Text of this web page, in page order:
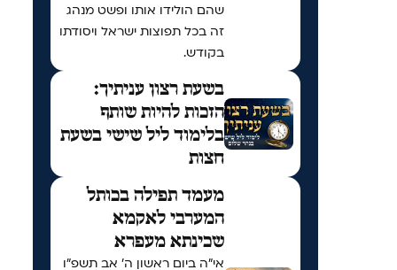
שהם הולידו אותו ופשט מנהג
זה בכל תפוצות ישראל ויסודתו
בקודש.
בשעת רצון עניתיך:
הזכות להיות שותף
בלימוד ליל שישי בשעת
חצות
מעמד תפילה בכותל
המערבי לאקמא
שכינתא מעפרא
אי"ה ביום ראשון ה׳ אב תשפ״ו